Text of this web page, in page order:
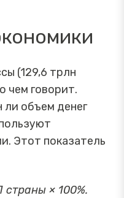
(129,6 трлн
чем говорит.
ли объем денег
Этот показатель
× 100%.